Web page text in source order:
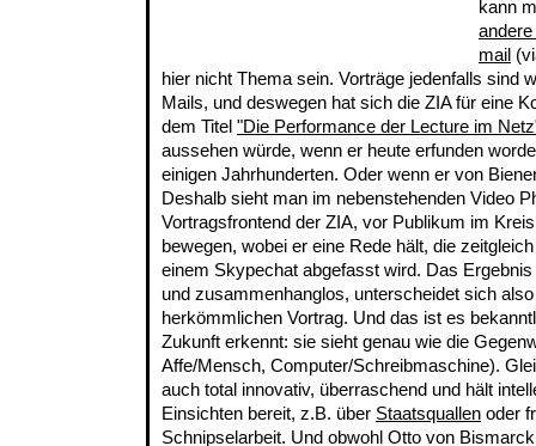
kann
mail
hier nicht Thema sein. Vorträge jedenfalls sind
Mails, und deswegen hat sich die ZIA für eine
dem Titel "Die Performance der Lecture im
aussehen würde, wenn er heute erfunden
einigen Jahrhunderten. Oder wenn er von
Deshalb sieht man im nebenstehenden Video
Vortragsfrontend der ZIA, vor Publikum im
bewegen, wobei er eine Rede hält, die
einem Skypechat abgefasst wird. Das
und zusammenhanglos, unterscheidet sich
herkömmlichen Vortrag. Und das ist es
Zukunft erkennt: sie sieht genau wie die
Affe/Mensch, Computer/Schreibmaschine).
auch total innovativ, überraschend und hält
Einsichten bereit, z.B. über Staatsquallen oder
Schnipselarbeit. Und obwohl Otto von